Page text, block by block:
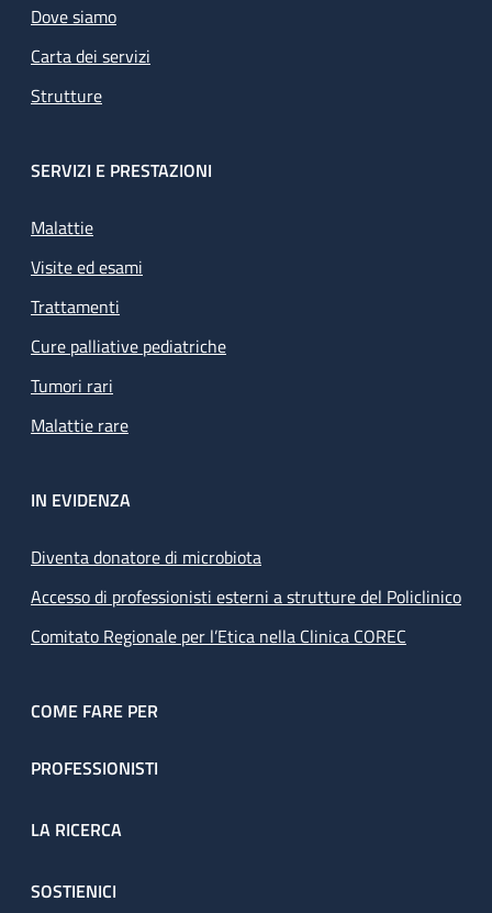
Dove siamo
Carta dei servizi
Strutture
SERVIZI E PRESTAZIONI
Malattie
Visite ed esami
Trattamenti
Cure palliative pediatriche
Tumori rari
Malattie rare
IN EVIDENZA
Diventa donatore di microbiota
Accesso di professionisti esterni a strutture del Policlinico
Comitato Regionale per l’Etica nella Clinica COREC
COME FARE PER
PROFESSIONISTI
LA RICERCA
SOSTIENICI